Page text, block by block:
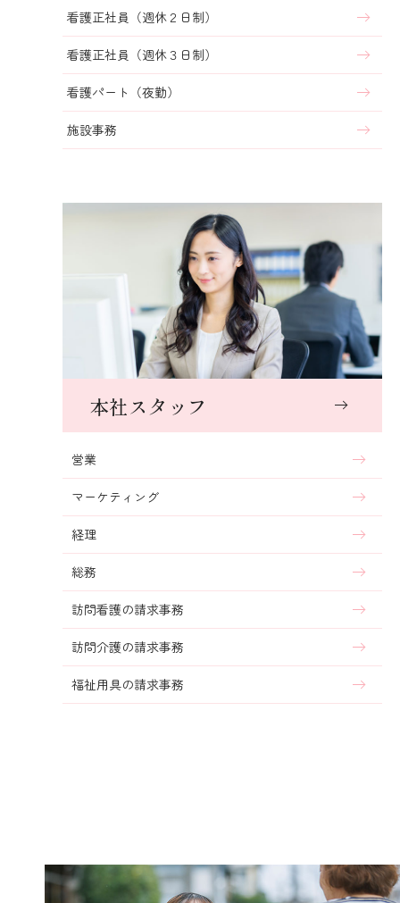
看護正社員（週休２日制）
看護正社員（週休３日制）
看護パート（夜勤）
施設事務
本社スタッフ
営業
マーケティング
経理
総務
訪問看護の請求事務
訪問介護の請求事務
福祉用具の請求事務